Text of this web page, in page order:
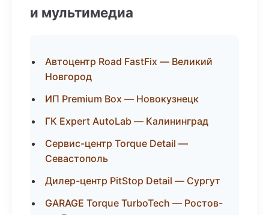
и мультимедиа
Автоцентр Road FastFix — Великий
Новгород
ИП Premium Box — Новокузнецк
ГК Expert AutoLab — Калининград
Сервис-центр Torque Detail —
Севастополь
Дилер-центр PitStop Detail — Сургут
GARAGE Torque TurboTech — Ростов-